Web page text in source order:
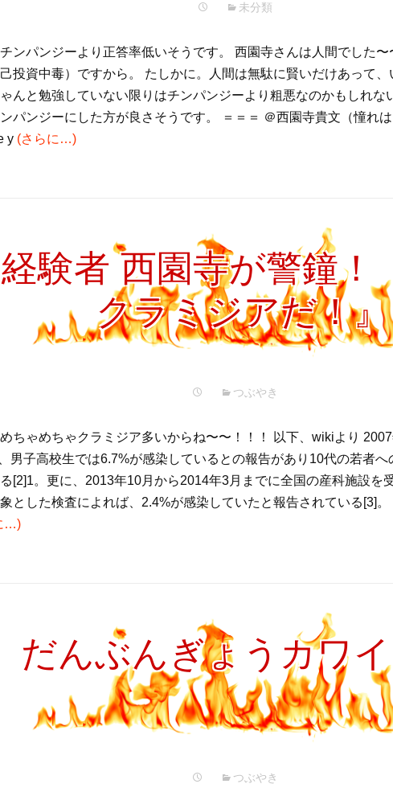
未分類
チンパンジーより正答率低いそうです。 西園寺さんは人間でした
投資中毒）ですから。 たしかに。人間は無駄に賢いだけあって
んと勉強していない限りはチンパンジーより粗悪なのかもしれな
パンジーにした方が良さそうです。 ＝＝＝ ＠西園寺貴文（憧れ
y (さらに…)
験者 西園寺が警鐘！
クラミジアだ！』
つぶやき
ちゃめちゃクラミジア多いからね〜〜！！！ 以下、wikiより
男子高校生では6.7%が感染しているとの報告があり10代の若者へ
[2]1。更に、2013年10月から2014年3月までに全国の産科施設を
とした検査によれば、2.4%が感染していたと報告されている[3]。
…)
だんぶんぎょうカワイ
つぶやき